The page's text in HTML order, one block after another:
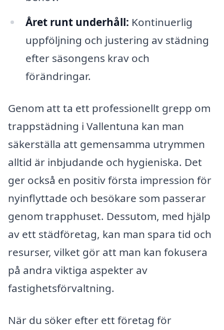
Året runt underhåll: Kontinuerlig
uppföljning och justering av städning
efter säsongens krav och
förändringar.
Genom att ta ett professionellt grepp om
trappstädning i Vallentuna kan man
säkerställa att gemensamma utrymmen
alltid är inbjudande och hygieniska. Det
ger också en positiv första impression för
nyinflyttade och besökare som passerar
genom trapphuset. Dessutom, med hjälp
av ett städföretag, kan man spara tid och
resurser, vilket gör att man kan fokusera
på andra viktiga aspekter av
fastighetsförvaltning.
När du söker efter ett företag för